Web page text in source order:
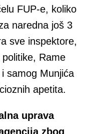
FUP-e, koliko
naredna još 3
sve inspektore,
Rame
samog Munjića
apetita.
uprava
zbog